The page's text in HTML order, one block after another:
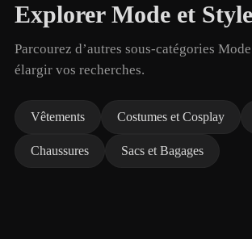
Explorer Mode et Style
Parcourez d’autres sous-catégories
élargir vos recherches.
Vêtements Costumes et Cosplay
Chaussures Sacs et Bagages